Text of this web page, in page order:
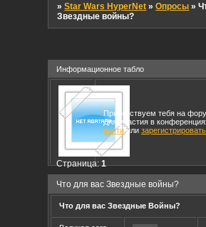
»Star Wars HyperNet »Опросы »
Звездные войны?
Информационное табло
Приветствуем тебя на
Для участия в
войтиили
Что для вас Звездные войны?
Страница:1
Что для вас Звездные Войны?